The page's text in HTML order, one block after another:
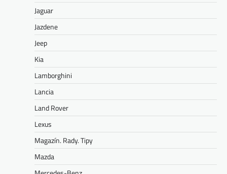
Jaguar
Jazdene
Jeep
Kia
Lamborghini
Lancia
Land Rover
Lexus
Magazín. Rady. Tipy
Mazda